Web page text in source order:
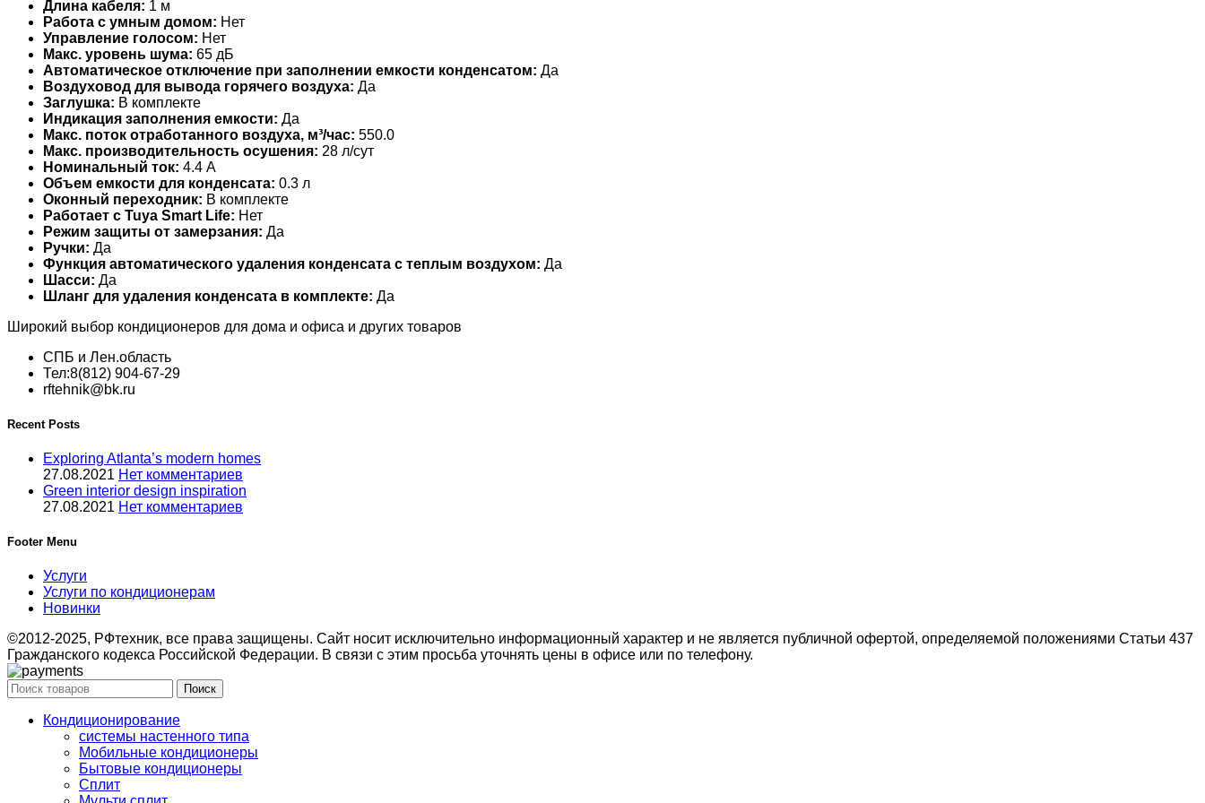
Длина кабеля: 1 м
Работа с умным домом: Нет
Управление голосом: Нет
Макс. уровень шума: 65 дБ
Автоматическое отключение при заполнении емкости конденсатом: Да
Воздуховод для вывода горячего воздуха: Да
Заглушка: В комплекте
Индикация заполнения емкости: Да
Макс. поток отработанного воздуха, м³/час: 550.0
Макс. производительность осушения: 28 л/сут
Номинальный ток: 4.4 А
Объем емкости для конденсата: 0.3 л
Оконный переходник: В комплекте
Работает с Tuya Smart Life: Нет
Режим защиты от замерзания: Да
Ручки: Да
Функция автоматического удаления конденсата с теплым воздухом: Да
Шасси: Да
Шланг для удаления конденсата в комплекте: Да
Широкий выбор кондиционеров для дома и офиса и других товаров
СПБ и Лен.область
Тел:8(812) 904-67-29
rftehnik@bk.ru
Recent Posts
Exploring Atlanta’s modern homes
27.08.2021 Нет комментариев
Green interior design inspiration
27.08.2021 Нет комментариев
Footer Menu
Услуги
Услуги по кондиционерам
Новинки
©2012-2025, РФтехник, все права защищены. Сайт носит исключительно информационный характер и не является публичной офертой, определяемой положениями Статьи 437
Гражданского кодекса Российской Федерации. В связи с этим просьба уточнять цены в офисе или по телефону.
Поиск
Кондиционирование
системы настенного типа
Мобильные кондиционеры
Бытовые кондиционеры
Сплит